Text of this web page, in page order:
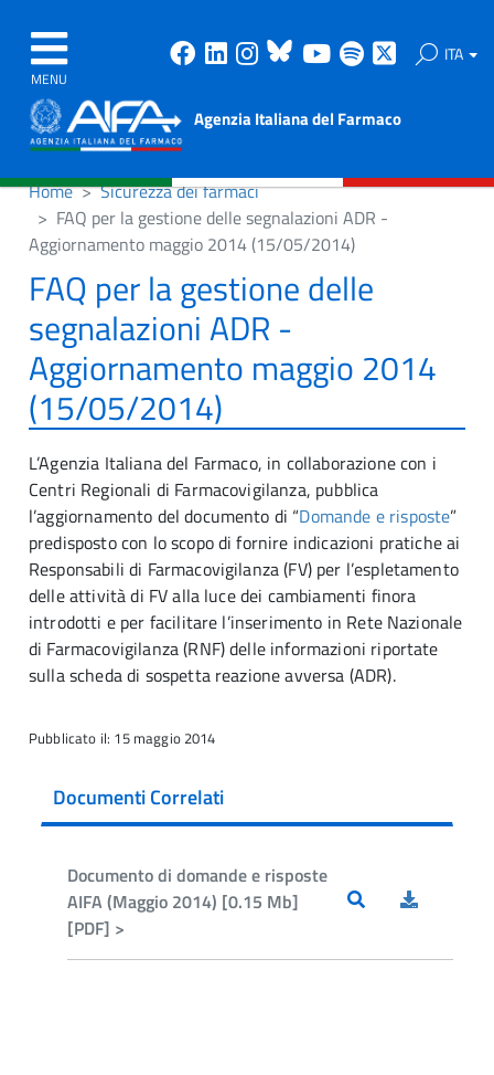
MENU
Facebook
Linkedin
Instagram
Bluesky
Youtube
Spotify ITA
Agenzia Italiana del Farmaco
Home
Sicurezza dei farmaci
FAQ per la gestione delle segnalazioni ADR -
Aggiornamento maggio 2014 (15/05/2014)
FAQ per la gestione delle
segnalazioni ADR -
Aggiornamento maggio 2014
(15/05/2014)
L’Agenzia Italiana del Farmaco, in collaborazione con i
Centri Regionali di Farmacovigilanza, pubblica
l’aggiornamento del documento di “Domande e risposte”
predisposto con lo scopo di fornire indicazioni pratiche ai
Responsabili di Farmacovigilanza (FV) per l’espletamento
delle attività di FV alla luce dei cambiamenti finora
introdotti e per facilitare l’inserimento in Rete Nazionale
di Farmacovigilanza (RNF) delle informazioni riportate
sulla scheda di sospetta reazione avversa (ADR).
Pubblicato il: 15 maggio 2014
Documenti Correlati
Documento di domande e risposte
AIFA (Maggio 2014) [0.15 Mb]
[PDF] >